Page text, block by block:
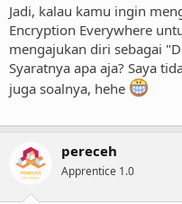
Jadi, kalau kamu ingin
Encryption Everywhere
mengajukan diri sebagai
Syaratnya apa aja? Saya
juga soalnya, hehe
pereceh
Apprentice 1.0